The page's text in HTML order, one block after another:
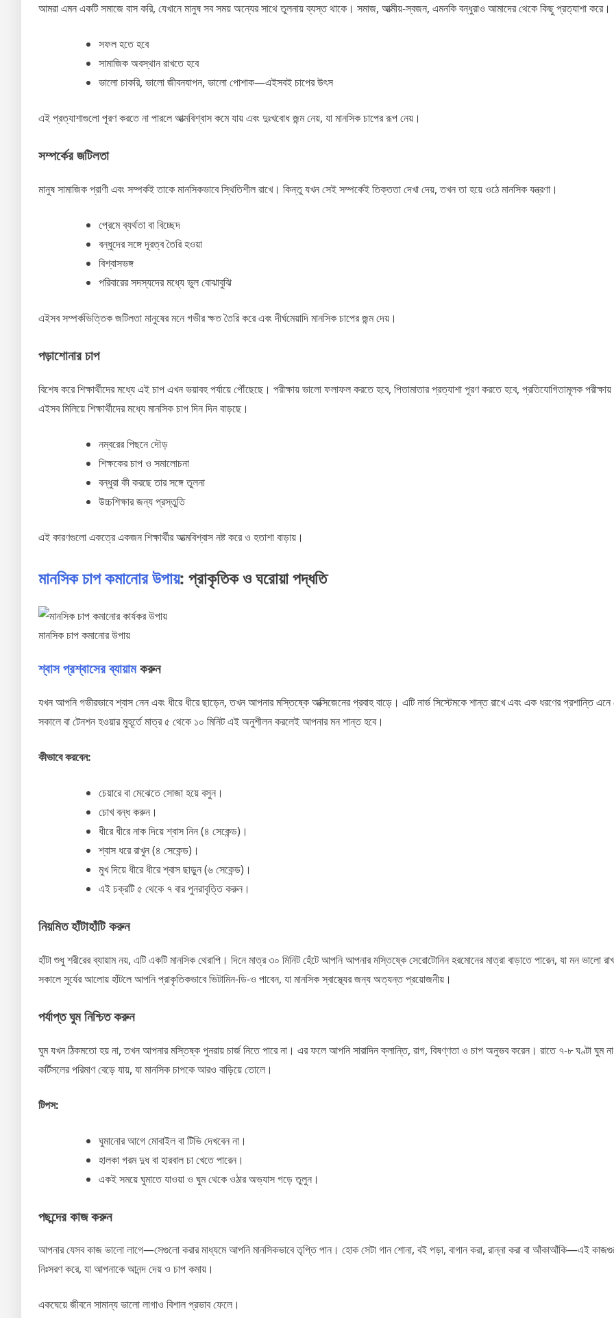
আমরা এমন একটি সমাজে বাস করি, যেখানে মানুষ সব সময় অন্যের সাথে তুলনায় ব্যস্ত থাকে। সমাজ, আত্মীয়-স্বজন, এমনকি বন্ধুরাও আমাদের থেকে কিছু প্রত্যাশা করে।
সফল হতে হবে
সামাজিক অবস্থান রাখতে হবে
ভালো চাকরি, ভালো জীবনযাপন, ভালো পোশাক—এইসবই চাপের উৎস
এই প্রত্যাশাগুলো পূরণ করতে না পারলে আত্মবিশ্বাস কমে যায় এবং দুঃখবোধ জন্ম নেয়, যা মানসিক চাপের রূপ নেয়।
সম্পর্কের জটিলতা
মানুষ সামাজিক প্রাণী এবং সম্পর্কই তাকে মানসিকভাবে স্থিতিশীল রাখে। কিন্তু যখন সেই সম্পর্কেই তিক্ততা দেখা দেয়, তখন তা হয়ে ওঠে মানসিক যন্ত্রণা।
প্রেমে ব্যর্থতা বা বিচ্ছেদ
বন্ধুদের সঙ্গে দূরত্ব তৈরি হওয়া
বিশ্বাসভঙ্গ
পরিবারের সদস্যদের মধ্যে ভুল বোঝাবুঝি
এইসব সম্পর্কভিত্তিক জটিলতা মানুষের মনে গভীর ক্ষত তৈরি করে এবং দীর্ঘমেয়াদি মানসিক চাপের জন্ম দেয়।
পড়াশোনার চাপ
বিশেষ করে শিক্ষার্থীদের মধ্যে এই চাপ এখন ভয়াবহ পর্যায়ে পৌঁছেছে। পরীক্ষায় ভালো ফলাফল করতে হবে, পিতামাতার প্রত্যাশা পূরণ করতে হবে, প্রতিযোগিতামূলক
এইসব মিলিয়ে শিক্ষার্থীদের মধ্যে মানসিক চাপ দিন দিন বাড়ছে।
নম্বরের পিছনে দৌড়
শিক্ষকের চাপ ও সমালোচনা
বন্ধুরা কী করছে তার সঙ্গে তুলনা
উচ্চশিক্ষার জন্য প্রস্তুতি
এই কারণগুলো একত্রে একজন শিক্ষার্থীর আত্মবিশ্বাস নষ্ট করে ও হতাশা বাড়ায়।
মানসিক চাপ কমানোর উপায়: প্রাকৃতিক ও ঘরোয়া পদ্ধতি
মানসিক চাপ কমানোর উপায়
শ্বাস প্রশ্বাসের ব্যায়ামকরুন
যখন আপনি গভীরভাবে শ্বাস নেন এবং ধীরে ধীরে ছাড়েন, তখন আপনার মস্তিষ্কে অক্সিজেনের প্রবাহ বাড়ে। এটি নার্ভ সিস্টেমকে শান্ত রাখে এবং এক ধরণের প্রশান্তি
সকালে বা টেনশন হওয়ার মুহূর্তে মাত্র ৫ থেকে ১০ মিনিট এই অনুশীলন করলেই আপনার মন শান্ত হবে।
কীভাবে করবেন:
চেয়ারে বা মেঝেতে সোজা হয়ে বসুন।
চোখ বন্ধ করুন।
ধীরে ধীরে নাক দিয়ে শ্বাস নিন (৪ সেকেন্ড)।
শ্বাস ধরে রাখুন (৪ সেকেন্ড)।
মুখ দিয়ে ধীরে ধীরে শ্বাস ছাড়ুন (৬ সেকেন্ড)।
এই চক্রটি ৫ থেকে ৭ বার পুনরাবৃত্তি করুন।
নিয়মিত হাঁটাহাঁটি করুন
হাঁটা শুধু শরীরের ব্যায়াম নয়, এটি একটি মানসিক থেরাপি। দিনে মাত্র ৩০ মিনিট হেঁটে আপনি আপনার মস্তিষ্কে সেরোটোনিন হরমোনের মাত্রা বাড়াতে পারেন, যা মন ভালো
সকালে সূর্যের আলোয় হাঁটলে আপনি প্রাকৃতিকভাবে ভিটামিন-ডি-ও পাবেন, যা মানসিক স্বাস্থ্যের জন্য অত্যন্ত প্রয়োজনীয়।
পর্যাপ্ত ঘুম নিশ্চিত করুন
ঘুম যখন ঠিকমতো হয় না, তখন আপনার মস্তিষ্ক পুনরায় চার্জ নিতে পারে না। এর ফলে আপনি সারাদিন ক্লান্তি, রাগ, বিষণ্ণতা ও চাপ অনুভব করেন। রাতে ৭-৮ ঘণ্টা ঘুম
কর্টিসলের পরিমাণ বেড়ে যায়, যা মানসিক চাপকে আরও বাড়িয়ে তোলে।
টিপস:
ঘুমানোর আগে মোবাইল বা টিভি দেখবেন না।
হালকা গরম দুধ বা হারবাল চা খেতে পারেন।
একই সময়ে ঘুমাতে যাওয়া ও ঘুম থেকে ওঠার অভ্যাস গড়ে তুলুন।
পছন্দের কাজ করুন
আপনার যেসব কাজ ভালো লাগে—সেগুলো করার মাধ্যমে আপনি মানসিকভাবে তৃপ্তি পান। হোক সেটা গান শোনা, বই পড়া, বাগান করা, রান্না করা বা আঁকাআঁকি—এই
নিঃসরণ করে, যা আপনাকে আনন্দ দেয় ও চাপ কমায়।
একঘেয়ে জীবনে সামান্য ভালো লাগাও বিশাল প্রভাব ফেলে।